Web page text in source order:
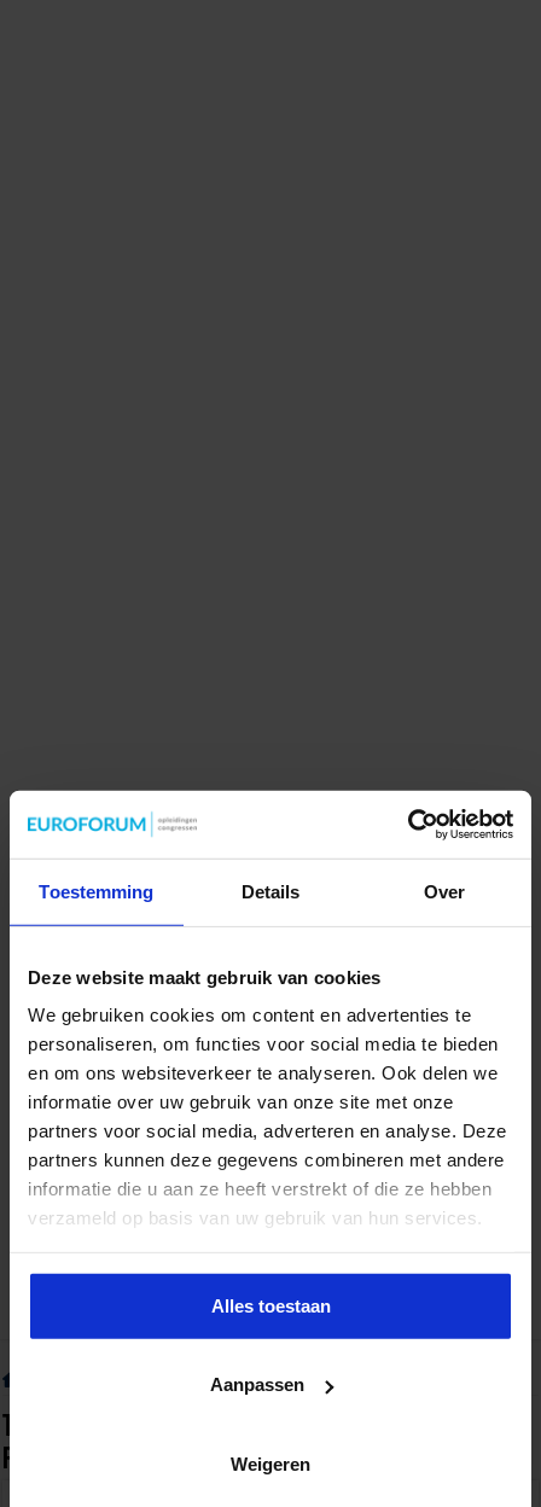
Toestemming Details Over
Deze website maakt gebruik van cookies
We gebruiken cookies om content en advertenties te
personaliseren, om functies voor social media te bieden
en om ons websiteverkeer te analyseren. Ook delen we
informatie over uw gebruik van onze site met onze
partners voor social media, adverteren en analyse. Deze
partners kunnen deze gegevens combineren met andere
informatie die u aan ze heeft verstrekt of die ze hebben
verzameld op basis van uw gebruik van hun services.
Alles toestaan
Aanpassen
Weigeren
data-analyse voor controllers en financials
Tag Archief:
financials